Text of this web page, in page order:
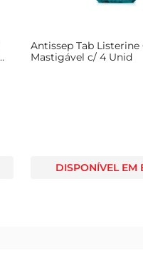
Antissep Tab Listerine
Mastigável c/ 4 Unid
DISPONÍVEL EM